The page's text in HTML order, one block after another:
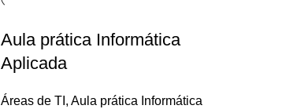
Aula prática Informática
Aplicada
Áreas de TI , Aula prática Informática